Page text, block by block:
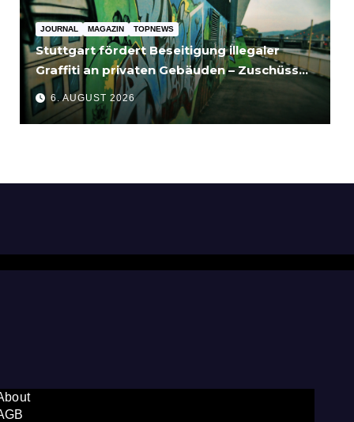
JOURNAL MAGAZIN TOPNEWS
Stuttgart fördert Beseitigung illegaler
Graffiti an privaten Gebäuden – Zuschüsse
bis 3.500 Euro
6. AUGUST 2026